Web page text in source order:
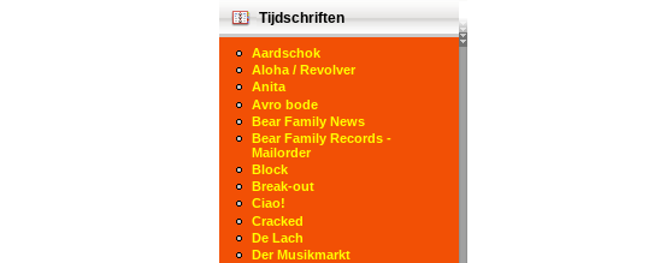
Tijdschriften
Aardschok
Aloha / Revolver
Anita
Avro bode
Bear Family News
Bear Family Records -
Mailorder
Block
Break-out
Ciao!
Cracked
De Lach
Der Musikmarkt